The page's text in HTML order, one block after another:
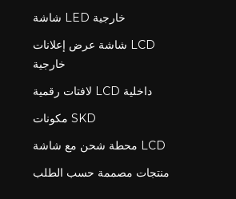
شاشة LED خارجية
شاشة عرض إعلانات LCD
خارجية
لافتات رقمية LCD داخلية
مكونات SKD
محطة شحن مع شاشة LCD
منتجات مصممة حسب الطلب